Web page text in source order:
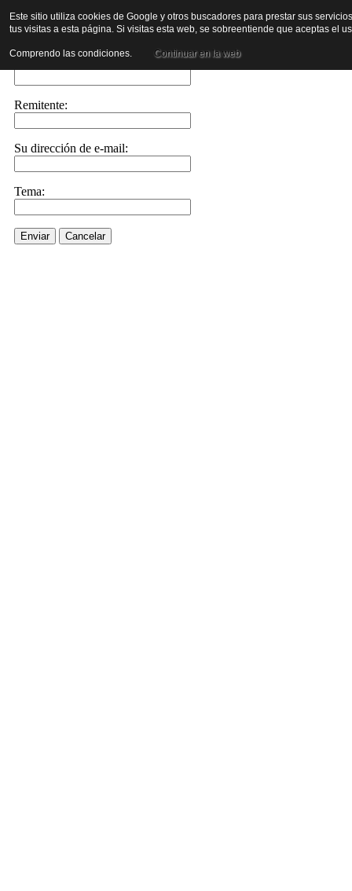
Enviar este enlace a un amigo por e-mail
Enviar e-mail a::
Remitente:
Su dirección de e-mail:
Tema:
Enviar Cancelar
Este sitio utiliza cookies de Google y otros buscadores para prestar sus
tus visitas a esta página. Si visitas esta web, se sobreentiende que aceptas el
Comprendo las condiciones. Continuar en la web